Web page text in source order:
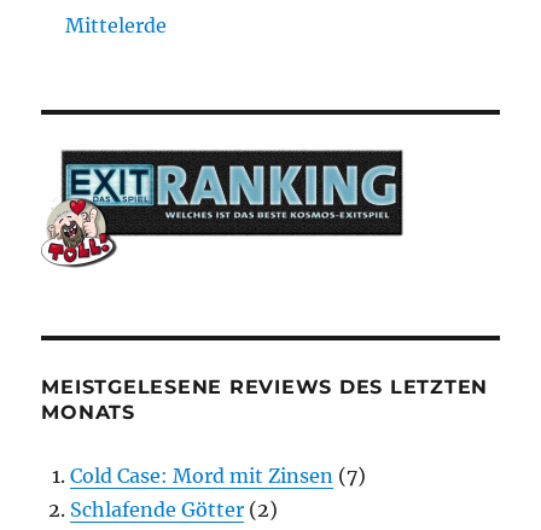
Mittelerde
MEISTGELESENE REVIEWS DES LETZTEN
MONATS
Cold Case: Mord mit Zinsen (7)
Schlafende Götter (2)